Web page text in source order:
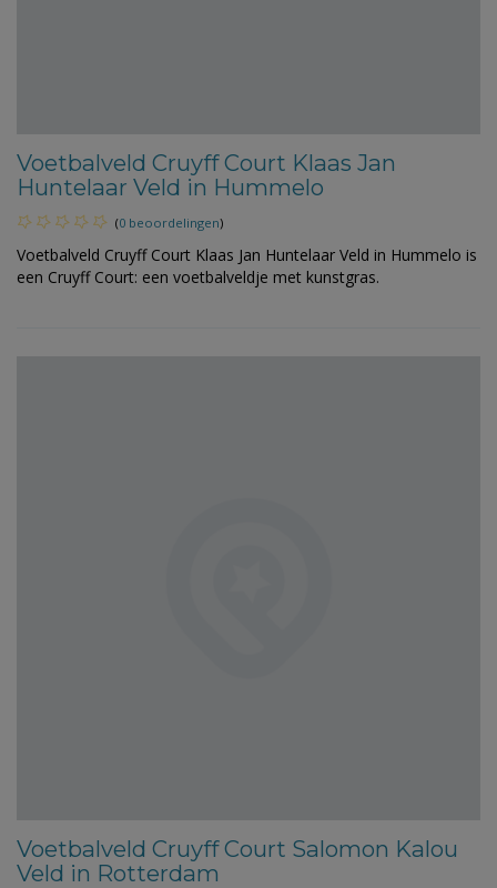
Voetbalveld Cruyff Court Klaas Jan
Huntelaar Veld in Hummelo
(0 beoordelingen)
Voetbalveld Cruyff Court Klaas Jan Huntelaar Veld in Hummelo is
een Cruyff Court: een voetbalveldje met kunstgras.
Voetbalveld Cruyff Court Salomon Kalou
Veld in Rotterdam